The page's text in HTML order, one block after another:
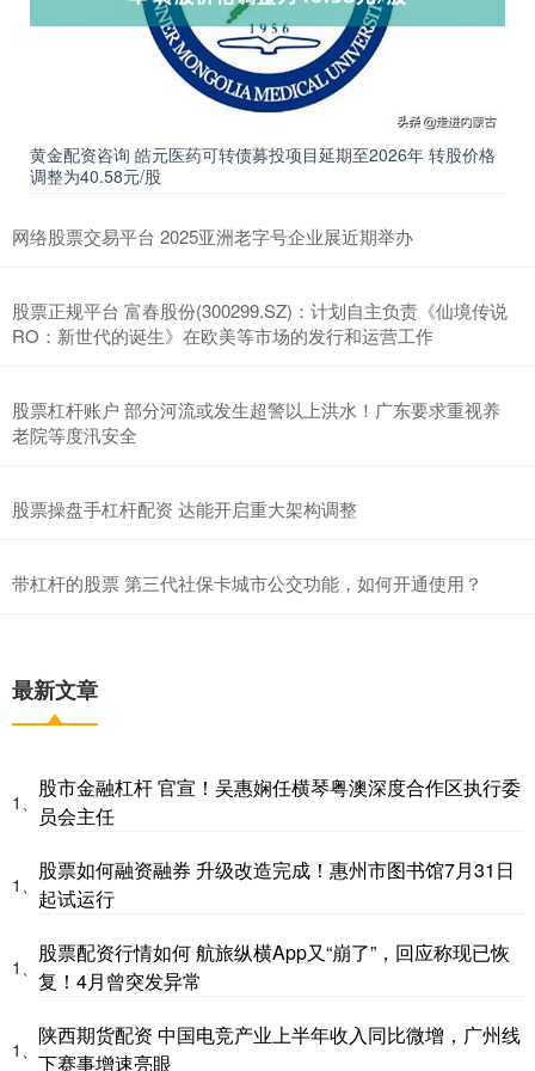
黄金配资咨询 皓元医药可转债募投项目延期至2026年 转股价格
调整为40.58元/股
网络股票交易平台 2025亚洲老字号企业展近期举办
股票正规平台 富春股份(300299.SZ)：计划自主负责《仙境传说
RO：新世代的诞生》在欧美等市场的发行和运营工作
股票杠杆账户 部分河流或发生超警以上洪水！广东要求重视养
老院等度汛安全
股票操盘手杠杆配资 达能开启重大架构调整
带杠杆的股票 第三代社保卡城市公交功能，如何开通使用？
最新文章
1、
股市金融杠杆 官宣！吴惠娴任横琴粤澳深度合作区执行委
员会主任
1、
股票如何融资融券 升级改造完成！惠州市图书馆7月31日
起试运行
1、
股票配资行情如何 航旅纵横App又“崩了”，回应称现已恢
复！4月曾突发异常
1、
陕西期货配资 中国电竞产业上半年收入同比微增，广州线
下赛事增速亮眼